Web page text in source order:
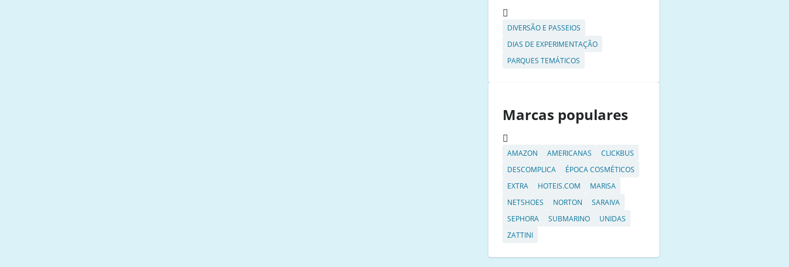
DIVERSÃO E PASSEIOS
DIAS DE EXPERIMENTAÇÃO
PARQUES TEMÁTICOS
Marcas populares
AMAZON AMERICANAS
CLICKBUS
DESCOMPLICA
ÉPOCA COSMÉTICOS
EXTRA
HOTEIS.COM
MARISA
NETSHOES
NORTON
SARAIVA
SEPHORA
SUBMARINO
UNIDAS
ZATTINI